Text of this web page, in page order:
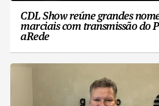
CDL Show reúne grandes
marciais com transmissão do
aRede